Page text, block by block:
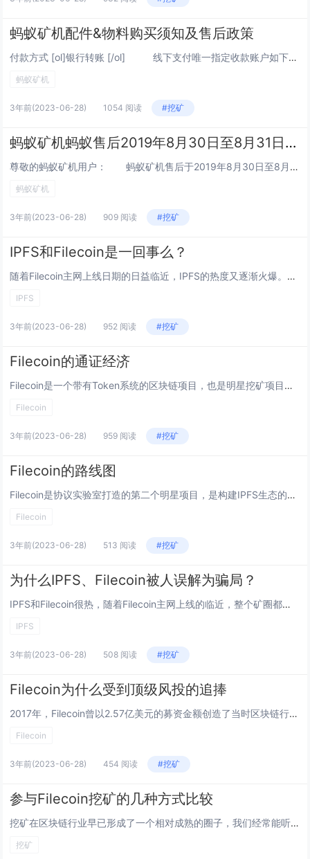
蚂蚁矿机配件&物料购买须知及售后政策
付款方式 [ol]银行转账 [/ol] 线下支付唯一指定收款账户如下： 户名：福建湛...
蚂蚁矿机
3年前(2023-06-28) 1054 阅读 #挖矿
蚂蚁矿机蚂蚁售后2019年8月30日至8月31日盘点不收货、不发货通知
尊敬的蚂蚁矿机用户： 蚂蚁矿机售后于2019年8月30日至8月31日期间不发货、不收货。2019年9月2日恢复正常收发货作业，请知悉。对于可能给您造成的延迟与不便我们深感抱歉，感谢您的理解...
蚂蚁矿机
3年前(2023-06-28) 909 阅读 #挖矿
IPFS和Filecoin是一回事么？
随着Filecoin主网上线日期的日益临近，IPFS的热度又逐渐火爆。而国内的很多朋友习惯于将IPFS和Filecoin混淆，如把“Filecoin挖矿”称为“IPFS挖矿”。那么，IPFS和Filecoin是一回事么？两者究竟是什么关系？...
IPFS
3年前(2023-06-28) 952 阅读 #挖矿
Filecoin的通证经济
Filecoin是一个带有Token系统的区块链项目，也是明星挖矿项目。Filecoin的通证体系构成是怎样的，Token如何分发也就成为了投资者最为关心的话题，本文将为您简要解析Filecoin的通证体系。 1、Filecoin的募资情...
Filecoin
3年前(2023-06-28) 959 阅读 #挖矿
Filecoin的路线图
Filecoin是协议实验室打造的第二个明星项目，是构建IPFS生态的重要组成部分。在国内，IPFS和Filecoin的爱好者众多，想参与Filecoin投资的朋友也很多。从很多社群用户的反馈可以得知，Filecoin的路线图（发展时间表）...
Filecoin
3年前(2023-06-28) 513 阅读 #挖矿
为什么IPFS、Filecoin被人误解为骗局？
IPFS和Filecoin很热，随着Filecoin主网上线的临近，整个矿圈都被其点燃，矿机商、代理商以及众多的衍生业态，一时间似乎都在赶进度，生怕错过什么。 IPFS和Filecoin的项目前景和价值，行业人最是清楚。但对于许多行业外的...
IPFS
3年前(2023-06-28) 508 阅读 #挖矿
Filecoin为什么受到顶级风投的追捧
2017年，Filecoin曾以2.57亿美元的募资金额创造了当时区块链行业融资最高记录。目前，某些交易所上线的FIL期货现价大约为8美元，按照20亿枚的代币总量计算，Filecoin市值将达到160亿美元，如果按照现在的市值排行，足以超过...
Filecoin
3年前(2023-06-28) 454 阅读 #挖矿
参与Filecoin挖矿的几种方式比较
挖矿在区块链行业早已形成了一个相对成熟的圈子，我们经常能听到一些诸如矿工、矿机、矿池、矿场、云算力等词。作为币王的BTC是一个全挖矿的项目，BTC挖矿已经有超过10年的时间，现在流通中的每一枚BTC都是通过挖矿释放的。作为矿圈新贵的File...
挖矿